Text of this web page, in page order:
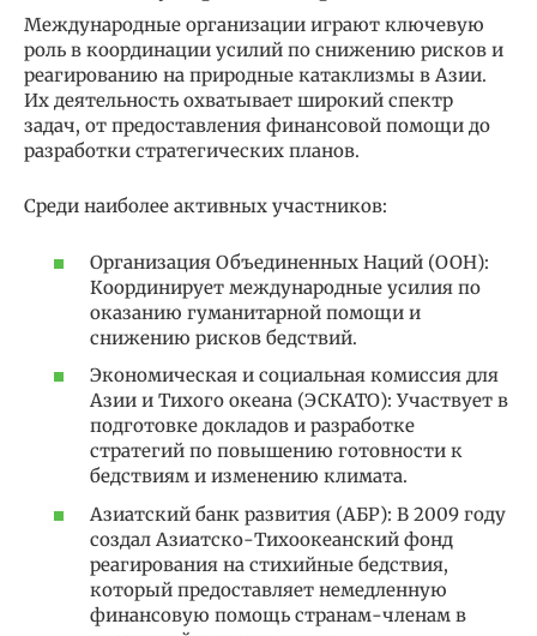
Международные организации играют ключевую
роль в координации усилий по снижению рисков и
реагированию на природные катаклизмы в Азии.
Их деятельность охватывает широкий спектр
задач, от предоставления финансовой помощи до
разработки стратегических планов.
Среди наиболее активных участников:
Организация Объединенных Наций (ООН):
Координирует международные усилия по
оказанию гуманитарной помощи и
снижению рисков бедствий.
Экономическая и социальная комиссия для
Азии и Тихого океана (ЭСКАТО): Участвует в
подготовке докладов и разработке
стратегий по повышению готовности к
бедствиям и изменению климата.
Азиатский банк развития (АБР): В 2009 году
создал Азиатско-Тихоокеанский фонд
реагирования на стихийные бедствия,
который предоставляет немедленную
финансовую помощь странам-членам в